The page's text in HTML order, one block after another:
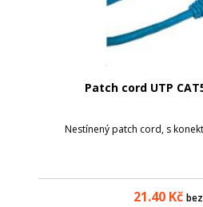
Patch cord UTP
Nestínený patch cord, s
21.40 Kč